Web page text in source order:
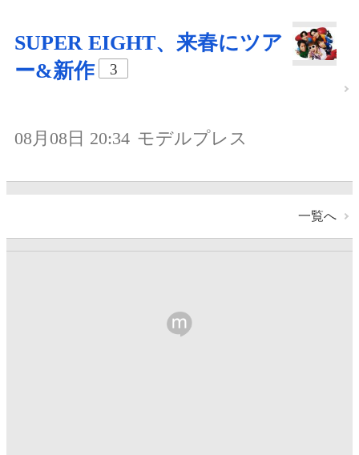
SUPER EIGHT、来春にツア
ー&新作
3
08月08日 20:34 モデルプレス
一覧へ